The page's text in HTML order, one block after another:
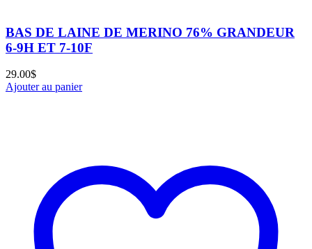
BAS DE LAINE DE MERINO 76% GRANDEUR
6-9H ET 7-10F
29.00$
Ajouter au panier